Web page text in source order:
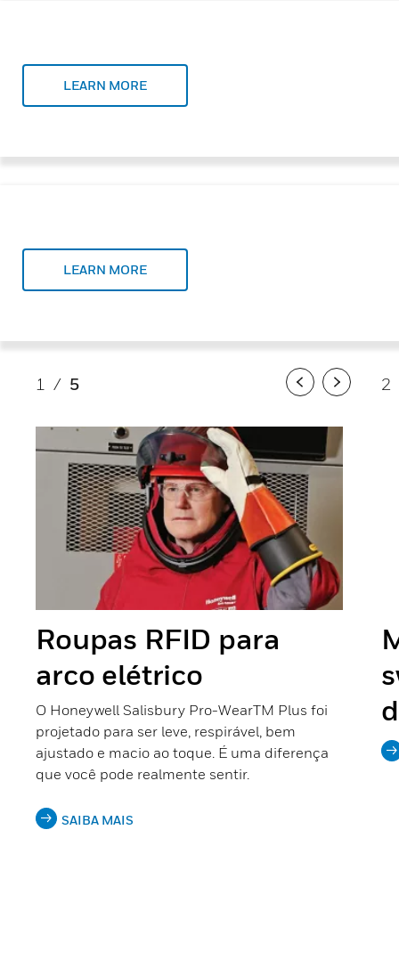
LEARN MORE
LEARN MORE
1 / 5
Roupas RFID para
arco elétrico
O Honeywell Salisbury Pro-WearTM Plus foi
projetado para ser leve, respirável, bem
ajustado e macio ao toque. É uma diferença
que você pode realmente sentir.
SAIBA MAIS
2